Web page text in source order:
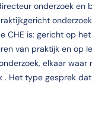
onderzoek en
CHE is: gericht op
van praktijk en op
elkaar waar
. Het type gesprek